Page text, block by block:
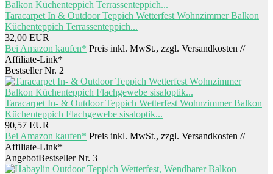
Taracarpet In & Outdoor Teppich Wetterfest Wohnzimmer Balkon
Küchenteppich Terrassenteppich...
32,00 EUR
Bei Amazon kaufen* Preis inkl. MwSt., zzgl. Versandkosten //
Affiliate-Link*
Bestseller Nr. 2
Taracarpet In- & Outdoor Teppich Wetterfest Wohnzimmer Balkon
Küchenteppich Flachgewebe sisaloptik...
90,57 EUR
Bei Amazon kaufen* Preis inkl. MwSt., zzgl. Versandkosten //
Affiliate-Link*
AngebotBestseller Nr. 3